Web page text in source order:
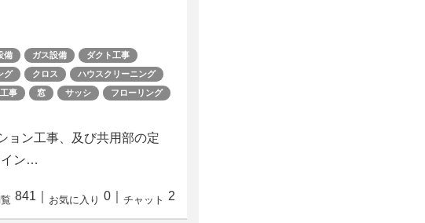
備 ガス設備
ダクト工事
グ クロス
ハウスクリーニング
事 窓 サッシ
フローリング
ョン工事、及び共用部の定
イン…
841 お気に入り 0 チャット 2